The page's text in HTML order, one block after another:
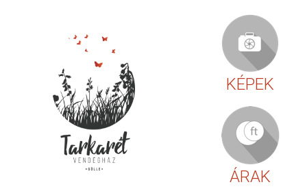
KÉPEK
ÁRAK